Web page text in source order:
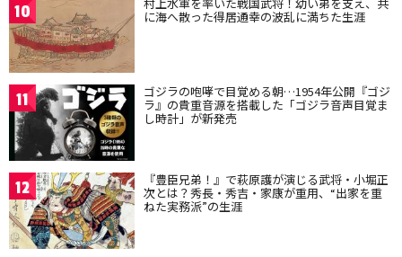
10 に海へ散った得居通幸の波乱に満ちた生涯
11 ゴジラの咆哮で目覚める朝…1954年公開『ゴジ
ラ』の貴重音源を搭載した「ゴジラ音声目覚ま
し時計」が新発売
12 『豊臣兄弟！』で萩原護が演じる武将・小堀正
次とは？秀長・秀吉・家康が重用、“出家を重
ねた実務派”の生涯